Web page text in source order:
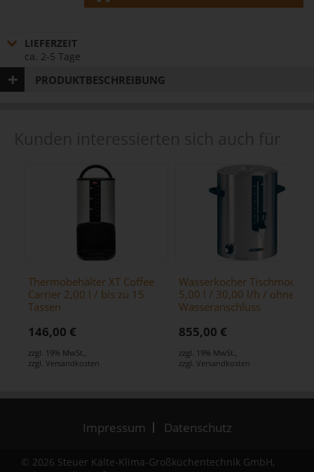
LIEFERZEIT
ca. 2-5 Tage
PRODUKTBESCHREIBUNG
Thermobehälter XT Coffee
Carrier 2,00 l / bis zu 15
Tassen
146,00 €
zzgl. 19% MwSt.
zzgl. Versandkosten
Wasserkocher Tischmodell
5,00 l / 30,00 l/h / ohne
Wasseranschluss
855,00 €
zzgl. 19% MwSt.
zzgl. Versandkosten
Impressum Datenschutz
© 2026 Steuer Kälte-Klima-Großküchentechnik GmbH,